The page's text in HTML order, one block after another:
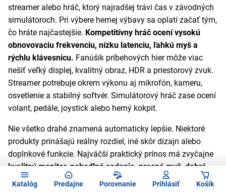
Katalóg Predajne Porovnanie Prihlásiť Košík
streamer alebo hráč, ktorý najradšej trávi čas v závodných
simulátoroch. Pri výbere hernej výbavy sa oplatí začať tým,
čo hráte najčastejšie. Kompetitívny hráč ocení vysokú
obnovovaciu frekvenciu, nízku latenciu, ľahkú myš a
rýchlu klávesnicu. Fanúšik príbehových hier môže viac
riešiť veľký displej, kvalitný obraz, HDR a priestorový zvuk.
Streamer potrebuje okrem výkonu aj mikrofón, kameru,
osvetlenie a stabilný softvér. Simulátorový hráč zase ocení
volant, pedále, joystick alebo herný kokpit.
Nie všetko drahé znamená automaticky lepšie. Niektoré
produkty prinášajú reálny rozdiel, iné skôr dizajn alebo
doplnkové funkcie. Najväčší praktický prínos má zvyčajne
kvalitný monitor, pohodlné sedenie, presná myš, dobrá
klávesnica a slúchadlá s čistým zvukom
. Práve tieto veci